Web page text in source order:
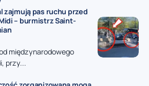
zajmują pas ruchu przed
– burmistrz Saint-
międzynarodowego
przy...